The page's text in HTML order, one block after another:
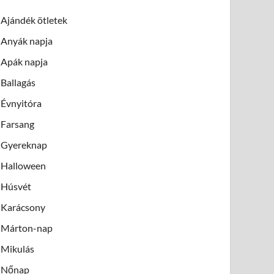
Ajándék ötletek
Anyák napja
Apák napja
Ballagás
Évnyitóra
Farsang
Gyereknap
Halloween
Húsvét
Karácsony
Márton-nap
Mikulás
Nőnap